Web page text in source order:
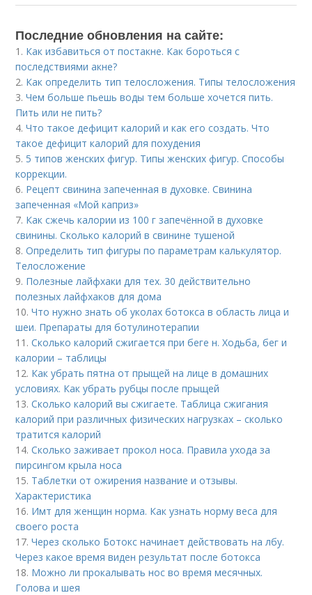
Последние обновления на сайте:
1. Как избавиться от постакне. Как бороться с
последствиями акне?
2. Как определить тип телосложения. Типы телосложения
3.Чем больше пьешь воды тем больше хочется пить.
Пить или не пить?
4.Что такое дефицит калорий и как его создать. Что
такое дефицит калорий для похудения
5. 5 типов женских фигур. Типы женских фигур. Способы
коррекции.
6. Рецепт свинина запеченная в духовке. Свинина
запеченная «Мой каприз»
7. Как сжечь калории из 100 г запечённой в духовке
свинины. Сколько калорий в свинине тушеной
8.Определить тип фигуры по параметрам калькулятор.
Телосложение
9. Полезные лайфхаки для тех. 30 действительно
полезных лайфхаков для дома
10.Что нужно знать об уколах ботокса в область лица и
шеи. Препараты для ботулинотерапии
11.Сколько калорий сжигается при беге н. Ходьба, бег и
калории – таблицы
12. Как убрать пятна от прыщей на лице в домашних
условиях. Как убрать рубцы после прыщей
13.Сколько калорий вы сжигаете. Таблица сжигания
калорий при различных физических нагрузках – сколько
тратится калорий
14.Сколько заживает прокол носа. Правила ухода за
пирсингом крыла носа
15. Таблетки от ожирения название и отзывы.
Характеристика
16. Имт для женщин норма. Как узнать норму веса для
своего роста
17.Через сколько Ботокс начинает действовать на лбу.
Через какое время виден результат после ботокса
18. Можно ли прокалывать нос во время месячных.
Голова и шея